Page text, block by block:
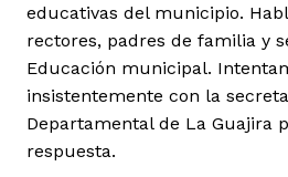
educativas del municipio.
rectores, padres de familia y
Educación municipal.
insistentemente con la
Departamental de La Guajira
respuesta.